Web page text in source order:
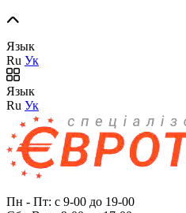
Язык
Ru Ук
Язык
Ru Ук
Пн - Пт: с 9-00 до 19-00